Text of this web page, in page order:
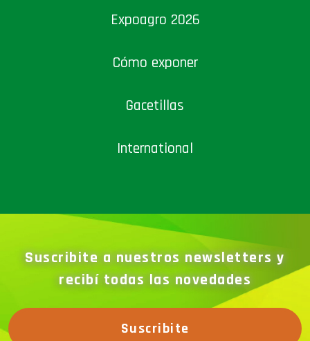
Expoagro 2026
Cómo exponer
Gacetillas
International
Suscribite a nuestros newsletters y
recibí todas las novedades
Suscribite